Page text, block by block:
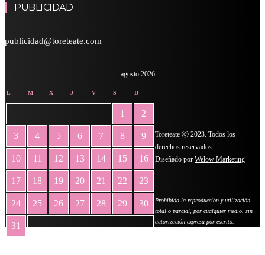
PUBLICIDAD
publicidad@toreteate.com
agosto 2026
L M X J V S D
1 2
3 4 5 6 7 8 9
10 11 12 13 14 15 16
17 18 19 20 21 22 23
24 25 26 27 28 29 30
31
Toreteate Ⓒ 2023. Todos los
derechos reservados
Diseñado por Welow Marketing
Prohibida la reproducción y utilización
total o parcial, por cualquier medio, sin
autorización expresa por escrito.